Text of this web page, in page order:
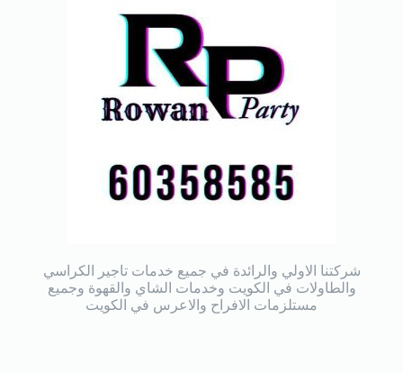
شركتنا الاولي والرائدة في جميع خدمات تاجير الكراسي
والطاولات في الكويت وخدمات الشاي والقهوة وجميع
مستلزمات الافراح والاعرس في الكويت